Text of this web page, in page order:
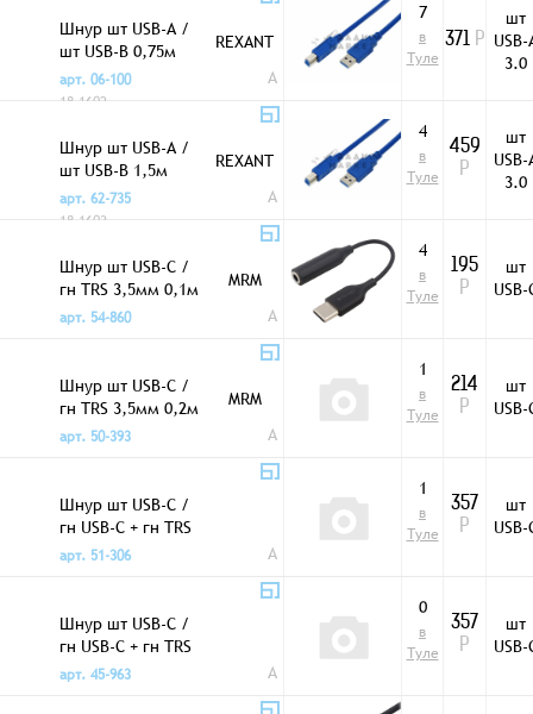
Шнур шт USB-A /
шт USB-B 0,75м
(3.0)
REXANT
арт. 06-100
18-1602
A
7
в
Туле
371 Р
шт
USB-
3.0
Шнур шт USB-A /
шт USB-B 1,5м
(3.0)
REXANT
арт. 62-735
18-1603
A
4
в
Туле
459
Р
шт
USB-
3.0
Шнур шт USB-C /
гн TRS 3,5мм 0,1м
черный
MRM
арт. 54-860
A
4
в
Туле
195
Р
шт
USB-
Шнур шт USB-C /
гн TRS 3,5мм 0,2м
KY100 черный
MRM
арт. 50-393
A
1
в
Туле
214
Р
шт
USB-
Шнур шт USB-C /
гн USB-C + гн TRS
3,5мм 0,2м CQ004
арт. 51-306 A
1
в
Туле
357
Р
шт
USB-
Шнур шт USB-C /
гн USB-C + гн TRS
3,5мм 0,2м CQ014
арт. 45-963 A
0
в
Туле
357
Р
шт
USB-